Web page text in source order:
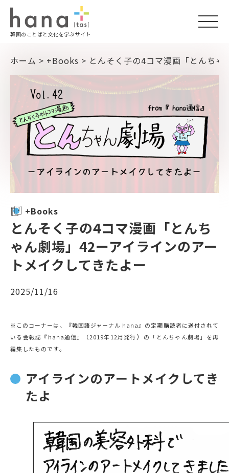
韓国のことばと文化を学ぶサイト
ホーム > +Books > とんそく子の4コマ漫画「とんち
+Books
とんそく子の4コマ漫画「とんち
ゃん劇場」42ーアイラインのアー
トメイクしてきたよー
2025/11/16
※このコーナーは、『韓国語ジャーナル hana』の定期購読者に送付されて
いる会報誌『hana通信』（2019年12月発行）
の「とんちゃん劇場」を再
編集したものです。
アイラインのアートメイクしてき
たよ